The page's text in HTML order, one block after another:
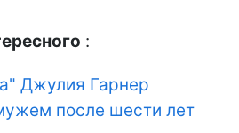
:
Джулия Гарнер
после шести лет